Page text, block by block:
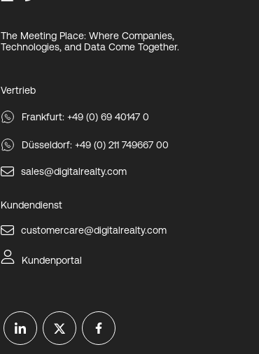
The Meeting Place: Where Companies,
Technologies, and Data Come Together.
Vertrieb
Frankfurt: +49 (0) 69 40147 0
Düsseldorf: +49 (0) 211 749667 00
sales@digitalrealty.com
Kundendienst
customercare@digitalrealty.com
Kundenportal